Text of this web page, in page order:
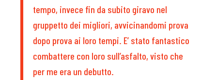
tempo, invece fin da subito giravo nel
gruppetto dei migliori, avvicinandomi prova
dopo prova ai loro tempi. E’ stato fantastico
combattere con loro sull’asfalto, visto che
per me era un debutto.